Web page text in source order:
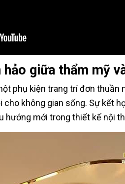
giữa thẩm mỹ
phụ kiện trang trí đơn thuần
không gian sống. Sự kết
hướng mới trong thiết kế nội